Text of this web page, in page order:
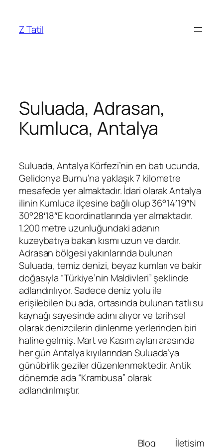
Z Tatil
Suluada, Adrasan,
Kumluca, Antalya
Suluada, Antalya Körfezi’nin en batı ucunda,
Gelidonya Burnu’na yaklaşık 7 kilometre
mesafede yer almaktadır. İdari olarak Antalya
ilinin Kumluca ilçesine bağlı olup 36°14′19″N
30°28′18″E koordinatlarında yer almaktadır.
1.200 metre uzunluğundaki adanın
kuzeybatıya bakan kısmı uzun ve dardır.
Adrasan bölgesi yakınlarında bulunan
Suluada, temiz denizi, beyaz kumları ve bakir
doğasıyla “Türkiye’nin Maldivleri” şeklinde
adlandırılıyor. Sadece deniz yolu ile
erişilebilen bu ada, ortasında bulunan tatlı su
kaynağı sayesinde adını alıyor ve tarihsel
olarak denizcilerin dinlenme yerlerinden biri
haline gelmiş. Mart ve Kasım ayları arasında
her gün Antalya kıyılarından Suluada’ya
günübirlik geziler düzenlenmektedir. Antik
dönemde ada “Krambusa” olarak
adlandırılmıştır.
Blog İletişim